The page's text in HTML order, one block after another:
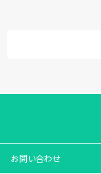
お問い合わせ